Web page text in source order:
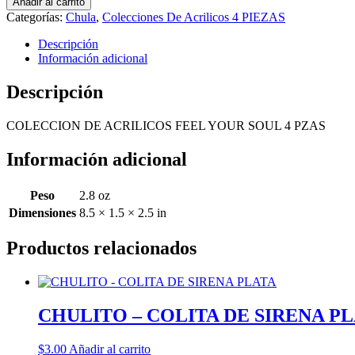
ACRILICOS
FEEL
YOUR
SOUL
PZAS
cantidad
Categorías: Chula, Colecciones De Acrilicos 4 PIEZAS
Descripción
Información adicional
Descripción
COLECCION DE ACRILICOS FEEL YOUR SOUL 4 PZAS
Información adicional
Peso
2.8 oz
Dimensiones 8.5 × 1.5 × 2.5 in
Productos relacionados
CHULITO – COLITA DE SIRENA
$3.00 Añadir al carrito